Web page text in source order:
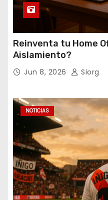
Reinventa tu Home
Aislamiento?
Jun 8, 2026 Siorg
NOTICIAS